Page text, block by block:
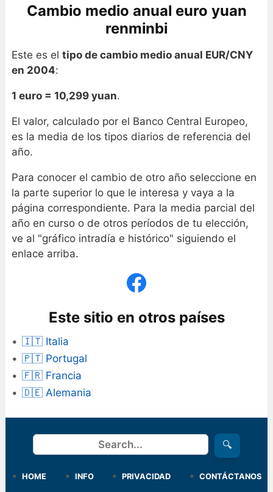
Cambio medio anual euro yuan
renminbi
Este es el tipo de cambio medio anual EUR/CNY
en 2004:
1 euro = 10,299 yuan.
El valor, calculado por el Banco Central Europeo,
es la media de los tipos diarios de referencia del
año.
Para conocer el cambio de otro año seleccione en
la parte superior lo que le interesa y vaya a la
página correspondiente. Para la media parcial del
año en curso o de otros períodos de tu elección,
ve al "gráfico intradía e histórico" siguiendo el
enlace arriba.
Este sitio en otros países
🇮🇹 Italia
🇵🇹 Portugal
🇫🇷 Francia
🇩🇪 Alemania
Buscar 🔍
HOME INFO PRIVACIDAD CONTÁCTANOS